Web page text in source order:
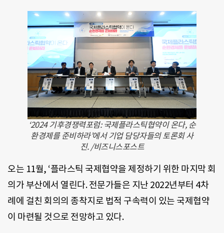
‘2024 기후경쟁력포럼: 국제플라스틱협약이 온다, 순
환경제를 준비하라’에서 기업 담당자들의 토론회 사
진. /비즈니스포스트
오는 11월, ‘플라스틱 국제협약을 제정하기 위한 마지막 회
의가 부산에서 열린다. 전문가들은 지난 2022년부터 4차
례에 걸친 회의의 종착지로 법적 구속력이 있는 국제협약
이 마련될 것으로 전망하고 있다.